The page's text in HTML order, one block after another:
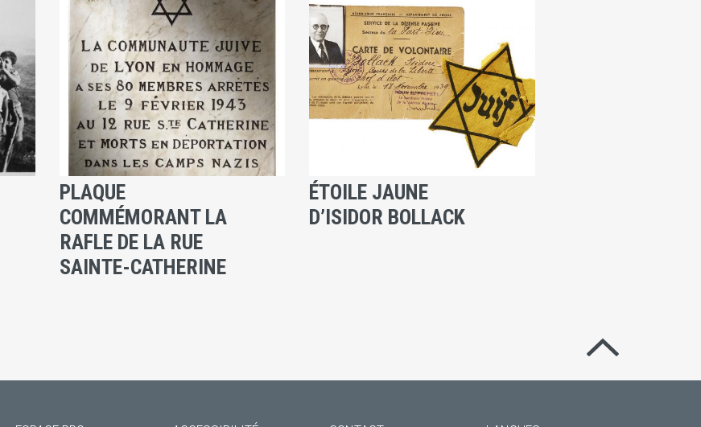
PLAQUE
COMMÉMORANT LA
RAFLE DE LA RUE
SAINTE-CATHERINE
ÉTOILE JAUNE
D’ISIDOR BOLLACK